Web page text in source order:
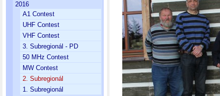
2016
A1 Contest
UHF Contest
VHF Contest
3. Subregionál - PD
50 MHz Contest
MW Contest
2. Subregionál
1. Subregionál